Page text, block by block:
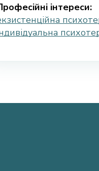
інтереси: